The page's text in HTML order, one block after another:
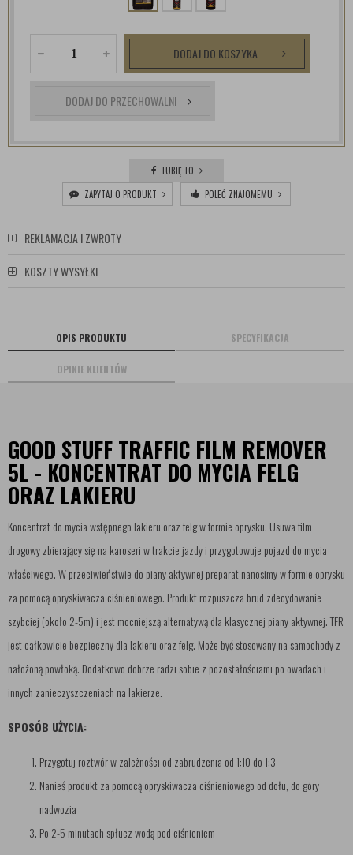
DODAJ DO KOSZYKA
DODAJ DO PRZECHOWALNI
LUBIĘ TO
ZAPYTAJ O PRODUKT
POLEĆ ZNAJOMEMU
REKLAMACJA I ZWROTY
KOSZTY WYSYŁKI
OPIS PRODUKTU SPECYFIKACJA
OPINIE KLIENTÓW
GOOD STUFF TRAFFIC FILM REMOVER
5L - KONCENTRAT DO MYCIA FELG
ORAZ LAKIERU
Koncentrat do mycia wstępnego lakieru oraz felg w formie oprysku. Usuwa film
drogowy zbierający się na karoseri w trakcie jazdy i przygotowuje pojazd do mycia
właściwego. W przeciwieństwie do piany aktywnej preparat nanosimy w formie oprysku
za pomocą opryskiwacza ciśnieniowego. Produkt rozpuszcza brud zdecydowanie
szybciej (około 2-5m) i jest mocniejszą alternatywą dla klasycznej piany aktywnej. TFR
jest całkowicie bezpieczny dla lakieru oraz felg. Może być stosowany na samochody z
nałożoną powłoką. Dodatkowo dobrze radzi sobie z pozostałościami po owadach i
innych zanieczyszczeniach na lakierze.
SPOSÓB UŻYCIA:
Przygotuj roztwór w zależności od zabrudzenia od 1:10 do 1:3
Nanieś produkt za pomocą opryskiwacza ciśnieniowego od dołu, do góry
nadwozia
Po 2-5 minutach spłucz wodą pod ciśnieniem